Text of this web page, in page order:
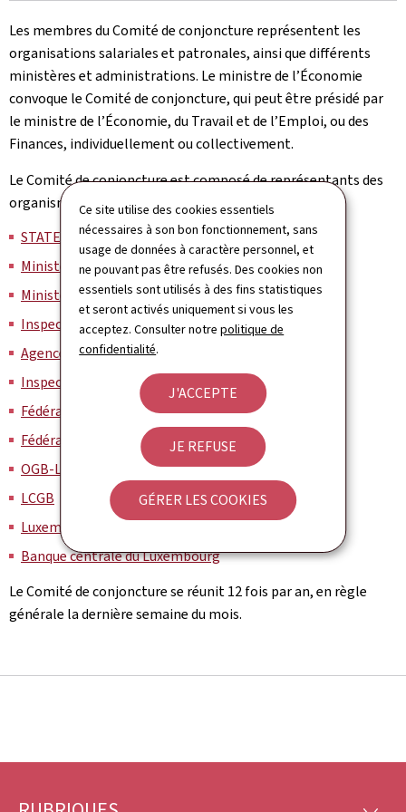
Ce site utilise des cookies essentiels
nécessaires à son bon fonctionnement, sans
usage de données à caractère personnel, et
ne pouvant pas être refusés. Des cookies non
essentiels sont utilisés à des fins statistiques
et seront activés uniquement si vous les
acceptez. Consulter notrepolitique de
confidentialité.
J'ACCEPTE
JE REFUSE
GÉRER LES COOKIES
Les membres du Comité de conjoncture représentent les
organisations salariales et patronales, ainsi que différents
ministères et administrations. Le ministre de l’Économie
convoque le Comité de conjoncture, qui peut être présidé par
le ministre de l’Économie, du Travail et de l’Emploi, ou des
Finances, individuellement ou collectivement.
Le Comité de conjoncture est composé de représentants des
organismes suivants:
STATEC
Ministère de l'Économie
Ministère du Travail
Inspection générale des finances
Agence pour le développement de l’emploi
Inspection du travail et des mines
Fédération des industriels luxembourgeois
Fédération des artisans
OGB-L
LCGB
Luxembourg Confederation
Banque centrale du Luxembourg
Le Comité de conjoncture se réunit 12 fois par an, en règle
générale la dernière semaine du mois.